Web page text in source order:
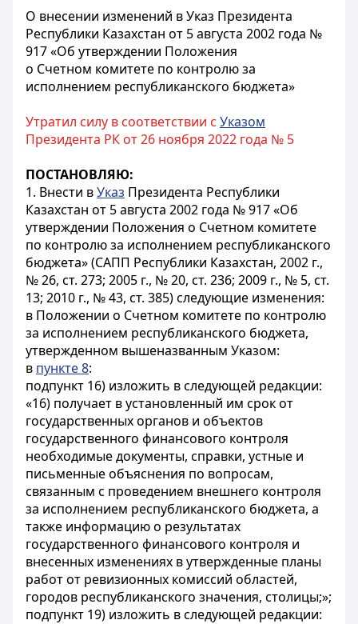
О внесении изменений в Указ Президента
Республики Казахстан от 5 августа 2002 года №
917 «Об утверждении Положения
о Счетном комитете по контролю за
исполнением республиканского бюджета»
Утратил силу в соответствии с Указом
Президента РК от 26 ноября 2022 года № 5
ПОСТАНОВЛЯЮ:
1. Внести вУказ Президента Республики
Казахстан от 5 августа 2002 года № 917 «Об
утверждении Положения о Счетном комитете
по контролю за исполнением республиканского
бюджета» (САПП Республики Казахстан, 2002 г.,
№ 26, ст. 273; 2005 г., № 20, ст. 236; 2009 г., № 5, ст.
13; 2010 г., № 43, ст. 385) следующие изменения:
в Положении о Счетном комитете по контролю
за исполнением республиканского бюджета,
утвержденном вышеназванным Указом:
в пункте 8:
подпункт 16) изложить в следующей редакции:
«16) получает в установленный им срок от
государственных органов и объектов
государственного финансового контроля
необходимые документы, справки, устные и
письменные объяснения по вопросам,
связанным с проведением внешнего контроля
за исполнением республиканского бюджета, а
также информацию о результатах
государственного финансового контроля и
внесенных изменениях в утвержденные планы
работ от ревизионных комиссий областей,
городов республиканского значения, столицы;»;
подпункт 19) изложить в следующей редакции: